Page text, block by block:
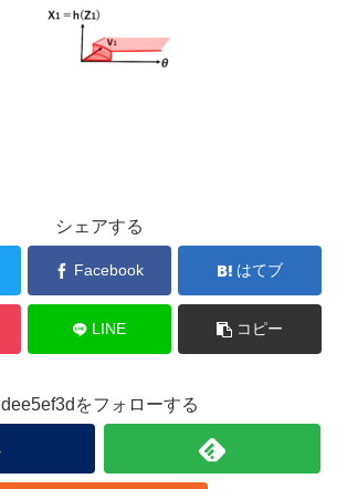
シェアする
Facebook はてブ
LINE コピー
dee5ef3dをフォローする